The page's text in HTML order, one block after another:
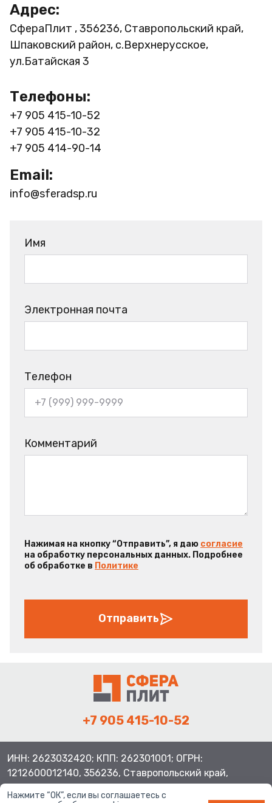
Адрес:
СфераПлит , 356236, Ставропольский край,
Шпаковский район, с.Верхнерусское,
ул.Батайская 3
Телефоны:
+7 905 415-10-52
+7 905 415-10-32
+7 905 414-90-14
Email:
info@sferadsp.ru
Имя
Электронная почта
Телефон
Комментарий
Нажимая на кнопку “Отправить”, я даю согласие
на обработку персональных данных. Подробнее
об обработке в Политике
Отправить
+7 905 415-10-52
ИНН: 2623032420; КПП: 262301001; ОГРН:
1212600012140, 356236, Ставропольский край,
Нажмите “ОК”, если вы соглашаетесь с